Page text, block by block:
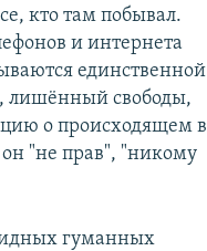
кто там побывал.
и интернета
единственной
лишённый свободы,
о происходящем в
он "не прав", "никому
гуманных